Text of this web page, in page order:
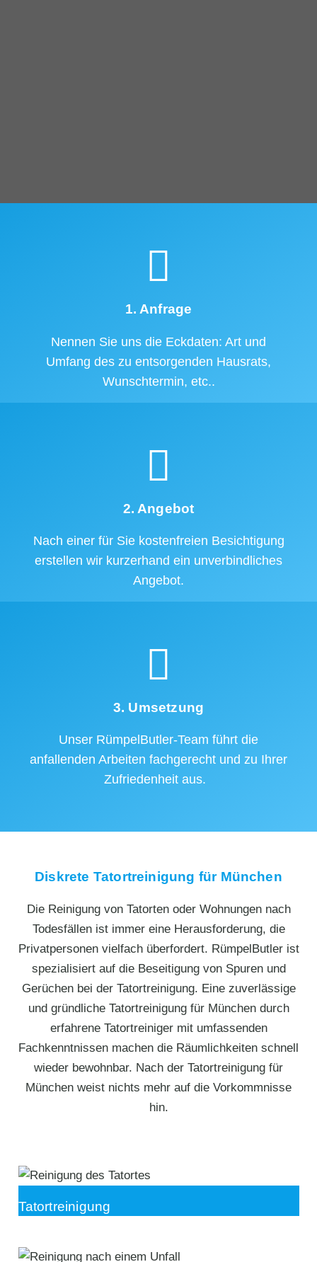
1. Anfrage
Nennen Sie uns die Eckdaten: Art und
Umfang des zu entsorgenden Hausrats,
Wunschtermin, etc..
2. Angebot
Nach einer für Sie kostenfreien Besichtigung
erstellen wir kurzerhand ein unverbindliches
Angebot.
3. Umsetzung
Unser RümpelButler-Team führt die
anfallenden Arbeiten fachgerecht und zu Ihrer
Zufriedenheit aus.
Diskrete Tatortreinigung für München
Die Reinigung von Tatorten oder Wohnungen nach
Todesfällen ist immer eine Herausforderung, die
Privatpersonen vielfach überfordert. RümpelButler ist
spezialisiert auf die Beseitigung von Spuren und
Gerüchen bei der Tatortreinigung. Eine zuverlässige
und gründliche Tatortreinigung für München durch
erfahrene Tatortreiniger mit umfassenden
Fachkenntnissen machen die Räumlichkeiten schnell
wieder bewohnbar. Nach der Tatortreinigung für
München weist nichts mehr auf die Vorkommnisse
hin.
Tatortreinigung